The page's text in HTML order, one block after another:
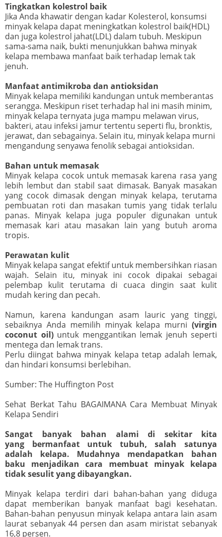
Tingkatkan kolestrol baik
Jika Anda khawatir dengan kadar Kolesterol, konsumsi
minyak kelapa dapat meningkatkan kolestrol baik(HDL)
dan juga kolestrol jahat(LDL) dalam tubuh. Meskipun
sama-sama naik, bukti menunjukkan bahwa minyak
kelapa membawa manfaat baik terhadap lemak tak
jenuh.
Manfaat antimikroba dan antioksidan
Minyak kelapa memiliki kandungan untuk memberantas
serangga. Meskipun riset terhadap hal ini masih minim,
minyak kelapa ternyata juga mampu melawan virus,
bakteri, atau infeksi jamur tertentu seperti flu, bronktis,
jerawat, dan sebagainya. Selain itu, minyak kelapa murni
mengandung senyawa fenolik sebagai antioksidan.
Bahan untuk memasak
Minyak kelapa cocok untuk memasak karena rasa yang
lebih lembut dan stabil saat dimasak. Banyak masakan
yang cocok dimasak dengan minyak kelapa, terutama
pembuatan roti dan masakan tumis yang tidak terlalu
panas. Minyak kelapa juga populer digunakan untuk
memasak kari atau masakan lain yang butuh aroma
tropis.
Perawatan kulit
Minyak kelapa sangat efektif untuk membersihkan riasan
wajah. Selain itu, minyak ini cocok dipakai sebagai
pelembap kulit terutama di cuaca dingin saat kulit
mudah kering dan pecah.
Namun, karena kandungan asam lauric yang tinggi,
sebaiknya Anda memilih minyak kelapa murni (virgin
coconut oil)untuk menggantikan lemak jenuh seperti
mentega dan lemak trans.
Perlu diingat bahwa minyak kelapa tetap adalah lemak,
dan hindari konsumsi berlebihan.
Sumber: The Huffington Post
Sehat Berkat Tahu BAGAIMANA Cara Membuat Minyak
Kelapa Sendiri
Sangat banyak bahan alami di sekitar kita
yang bermanfaat untuk tubuh, salah satunya
adalah kelapa. Mudahnya mendapatkan bahan
baku menjadikan cara membuat minyak kelapa
tidak sesulit yang dibayangkan.
Minyak kelapa terdiri dari bahan-bahan yang diduga
dapat memberikan banyak manfaat bagi kesehatan.
Bahan-bahan penyusun minyak kelapa antara lain asam
laurat sebanyak 44 persen dan asam miristat sebanyak
16,8 persen.